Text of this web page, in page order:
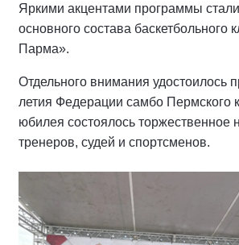
Яркими акцентами программы
основного состава баскетбольного
Парма».
Отдельного внимания удостоилось
летия Федерации самбо Пермского
юбилея состоялось торжественное
тренеров, судей и спортсменов.